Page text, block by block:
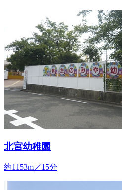
北宮幼稚園
約1153m／15分